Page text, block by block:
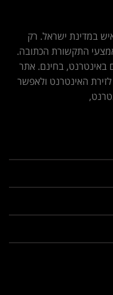
שנה הולכים לעולמם כ-40,000 איש במדינת ישראל. רק
התקשורת הכתובה.
באינטרנט, בחינם. אתר
האינטרנט ולאפשר